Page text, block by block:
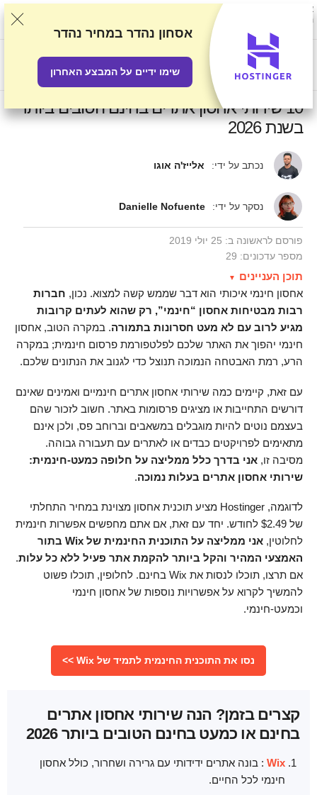
אנו מדרגים ספקים על סמך בדיקות ומחקר קפדניים, אך גם לוקחים בחשבון את
המשוב שלכם ואת ההסכמים המסחריים שיש לנו עם ספקים. עמוד זה מכיל
קישורים לשותפים.
גילוי נאות פרסומי
10 שירותי אחסון אתרים בחינם הטובים ביותר
בשנת 2026
נכתב על ידי: אלייז'ה אוגו
נסקר על ידי: Danielle Nofuente
פורסם לראשונה ב: 25 יולי 2019
מספר עדכונים: 29
תוכן העניינים‎‎
אחסון חינמי איכותי הוא דבר שממש קשה למצוא. נכון, חברות
רבות מבטיחות אחסון “חינמי”, רק שהוא לעתים קרובות
מגיע לרוב עם לא מעט חסרונות בתמורה. במקרה הטוב, אחסון
חינמי יהפוך את האתר שלכם לפלטפורמת פרסום חינמית; במקרה
הרע, רמת האבטחה הנמוכה תנוצל כדי לגנוב את הנתונים שלכם.
עם זאת, קיימים כמה שירותי אחסון אתרים חינמיים ואמינים שאינם
דורשים התחייבות או מציגים פרסומות באתר. חשוב לזכור שהם
בעצמם נוטים להיות מוגבלים במשאבים וברוחב פס, ולכן אינם
מתאימים לפרויקטים כבדים או לאתרים עם תעבורה גבוהה.
מסיבה זו, אני בדרך כלל ממליצה על חלופה כמעט-חינמית:
שירותי אחסון אתרים בעלות נמוכה.
לדוגמה, Hostinger מציע תוכנית אחסון מצוינת במחיר התחלתי
של
$2.49
לחודש. יחד עם זאת, אם אתם מחפשים אפשרות חינמית
לחלוטין,
אני ממליצה על התוכנית החינמית של Wix בתור
האמצעי המהיר והקל ביותר להקמת אתר פעיל ללא כל עלות.
אם תרצו, תוכלו לנסות את Wix בחינם. לחלופין, תוכלו פשוט
להמשיך לקרוא על אפשרויות נוספות של אחסון חינמי
וכמעט-חינמי.
נסו את התוכנית החינמית לתמיד של Wix >>
קצרים בזמן? הנה שירותי אחסון אתרים
בחינם או כמעט בחינם הטובים ביותר 2026
Wix : בונה אתרים ידידותי עם גרירה ושחרור, כולל אחסון
חינמי לכל החיים.
אסחון נהדר במחיר נהדר
שימו ידיים על המבצע האחרון